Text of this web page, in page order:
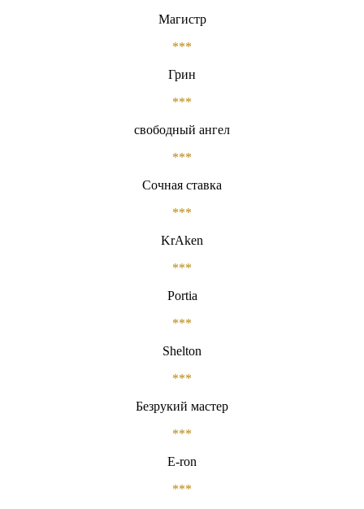
Магистр
***
Грин
***
свободный ангел
***
Сочная ставка
***
KrAken
***
Portia
***
Shelton
***
Безрукий мастер
***
E-ron
***